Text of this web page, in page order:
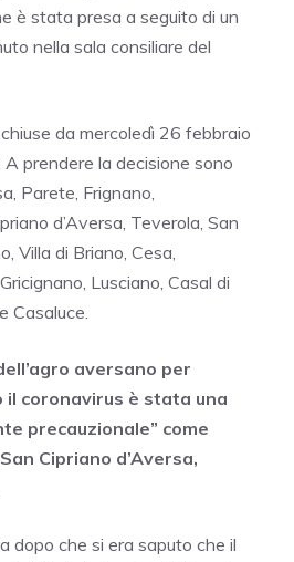
è stata presa a seguito di un
nella sala consiliare del
da mercoledì 26 febbraio
prendere la decisione sono
Parete, Frignano,
d’Aversa, Teverola, San
Villa di Briano, Cesa,
Lusciano, Casal di
Casaluce.
aversano per
coronavirus è stata una
precauzionale” come
Cipriano d’Aversa,
dopo che si era saputo che il